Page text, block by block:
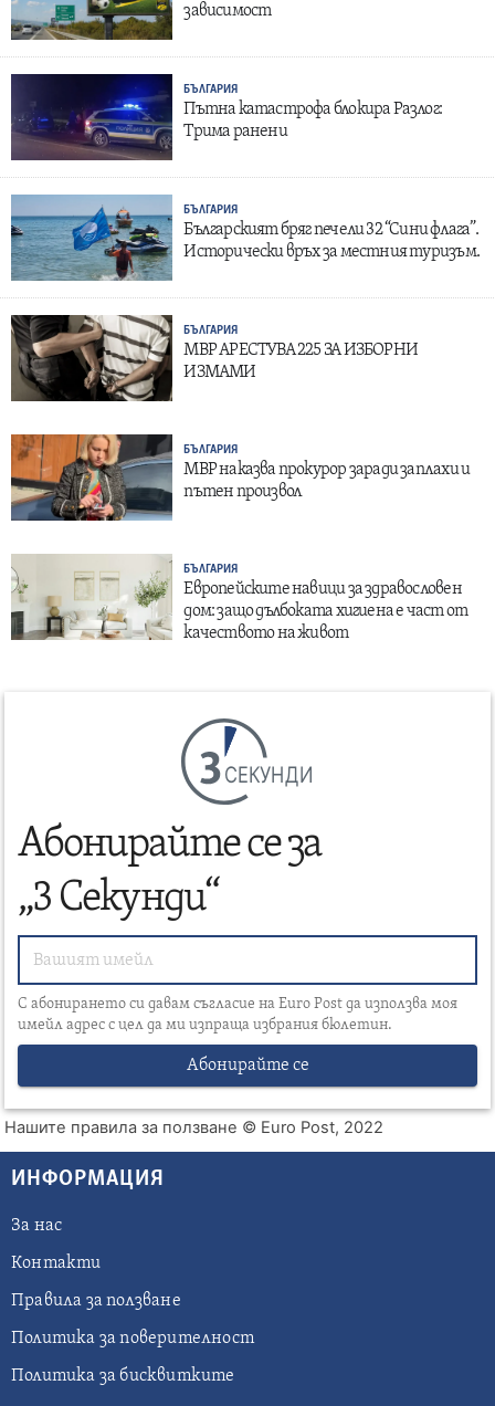
зависимост
БЪЛГАРИЯ
Пътна катастрофа блокира Разлог:
Трима ранени
БЪЛГАРИЯ
Българският бряг печели 32 “Сини флага”.
Исторически връх за местния туризъм.
БЪЛГАРИЯ
МВР АРЕСТУВА 225 ЗА ИЗБОРНИ
ИЗМАМИ
БЪЛГАРИЯ
МВР наказва прокурор заради заплахи и
пътен произвол
БЪЛГАРИЯ
Европейските навици за здравословен
дом: защо дълбоката хигиена е част от
качеството на живот
СЕКУНДИ
Абонирайте се за
„3 Секунди“
С абонирането си давам съгласие на Euro Post да използва моя
имейл адрес с цел да ми изпраща избрания бюлетин.
Абонирайте се
Нашите правила за ползване © Euro Post, 2022
ИНФОРМАЦИЯ
За нас
Контакти
Правила за ползване
Политика за поверителност
Политика за бисквитките